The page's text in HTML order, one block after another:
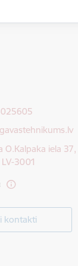
O.Kalpaka iela 37,
3001
kontakti